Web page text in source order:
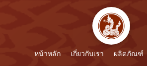
หน้าหลัก เกี่ยวกับเรา ผลิตภัณฑ์